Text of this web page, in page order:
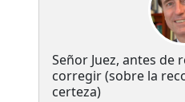
Señor Juez, antes de
corregir (sobre la
certeza)